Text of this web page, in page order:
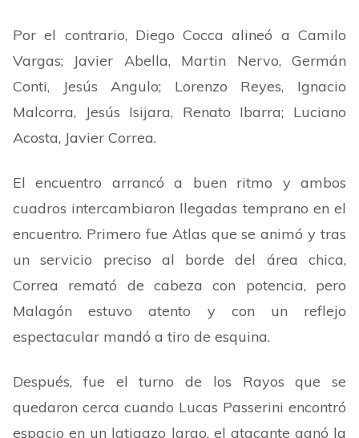
Por el contrario, Diego Cocca alineó a Camilo
Vargas; Javier Abella, Martin Nervo, Germán
Conti, Jesús Angulo; Lorenzo Reyes, Ignacio
Malcorra, Jesús Isijara, Renato Ibarra; Luciano
Acosta, Javier Correa.
El encuentro arrancó a buen ritmo y ambos
cuadros intercambiaron llegadas temprano en el
encuentro. Primero fue Atlas que se animó y tras
un servicio preciso al borde del área chica,
Correa remató de cabeza con potencia, pero
Malagón estuvo atento y con un reflejo
espectacular mandó a tiro de esquina.
Después, fue el turno de los Rayos que se
quedaron cerca cuando Lucas Passerini encontró
espacio en un latigazo largo, el atacante ganó la